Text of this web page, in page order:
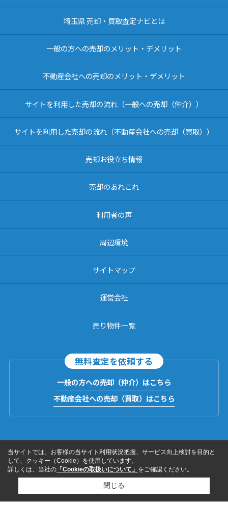
埼玉県 売却・買取査定ナビとは
一般の方への売却のメリット・デメリット
不動産会社への売却のメリット・デメリット
サイトを利用した売却の流れ（一般への売却（仲介））
サイトを利用した売却の流れ（不動産会社への売却（買取））
売却お役立ち情報
売却のあれこれ
利用者の声
周辺環境
サイトマップ
運営会社
売り物件一覧
無料査定を依頼する
一般の方への売却（仲介）はこちら
不動産会社への売却（買取）はこちら
当サイトでは、お客様の当サイト利用状況把握、サービス向上検討を目的と
して、クッキー（Cookie）を使用しています。
詳しくは、当社の 「Cookieの取扱いについて」 をご確認ください。
閉じる